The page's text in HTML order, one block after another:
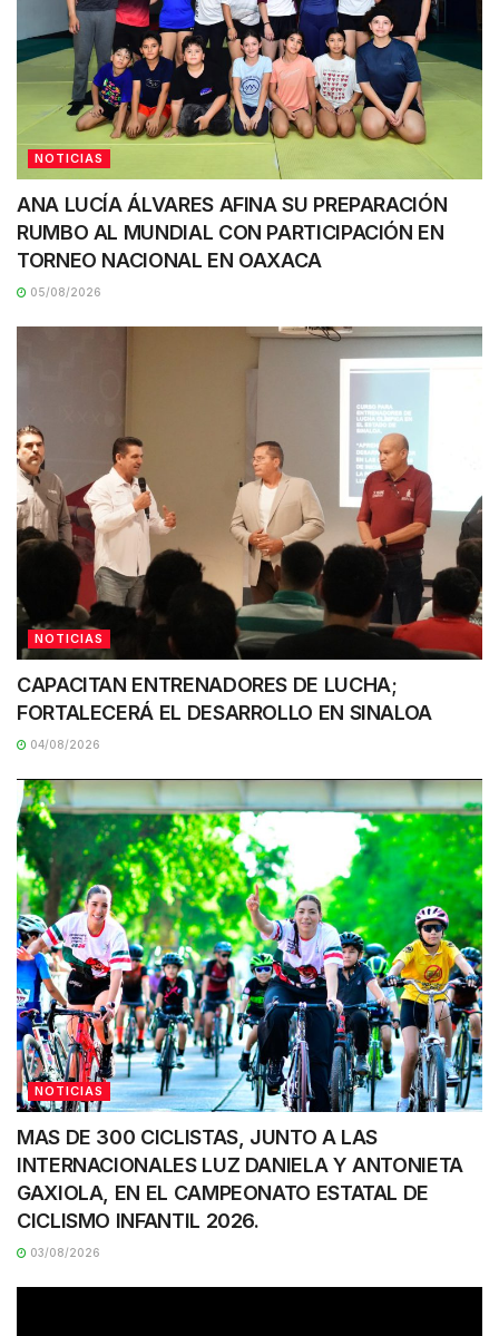
NOTICIAS
ANA LUCÍA ÁLVARES AFINA SU PREPARACIÓN
RUMBO AL MUNDIAL CON PARTICIPACIÓN EN
TORNEO NACIONAL EN OAXACA
05/08/2026
NOTICIAS
CAPACITAN ENTRENADORES DE LUCHA;
FORTALECERÁ EL DESARROLLO EN SINALOA
04/08/2026
NOTICIAS
MAS DE 300 CICLISTAS, JUNTO A LAS
INTERNACIONALES LUZ DANIELA Y ANTONIETA
GAXIOLA, EN EL CAMPEONATO ESTATAL DE
CICLISMO INFANTIL 2026.
03/08/2026